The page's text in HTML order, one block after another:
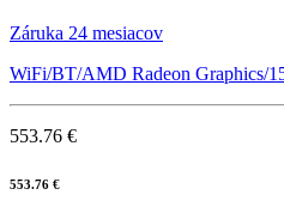
Záruka 24 mesiacov
WiFi/BT/AMD Radeon Graphics/
553.76 €
553.76 €